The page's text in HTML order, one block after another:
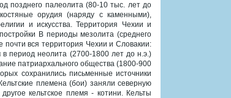
позднего палеолита (80-10 тыс. лет до
орудия (наряду с каменными),
и искусства. Территория Чехии и
В периоды мезолита (среднего
почти вся территория Чехии и Словакии:
период неолита (2700-1800 лет до н.э.)
патриархального общества (1800-900
сохранились письменные источники
племена (бои) заняли северную
кельтское племя - котини. Кельты